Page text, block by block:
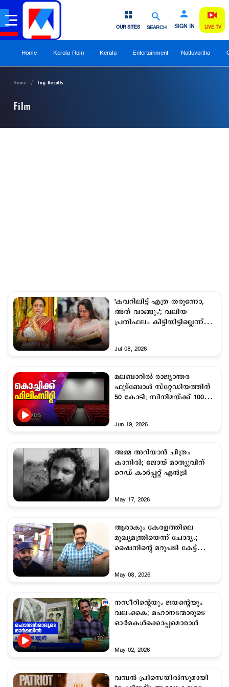
SEARCH SIGN IN
OUR SITES LIVE TV
Home Kerala Rain Kerala Entertainment Nattuvartha
Home Tag Results
Film
'കവറിലിട്ട് എത്ര തരുന്നോ,
അത് വാങ്ങും'; വലിയ
പ്രതിഫലം കിട്ടിയിട്ടില്ലെന്ന്
Jul 08, 2026
മലബാറില്‍ രാജ്യാന്തര
ഫുട്ബോള്‍ സ്റ്റേഡിയത്തിന്
50 കോടി; സിനിമയ്ക്ക് 100
Jun 19, 2026
അമ്മ അറിയാന്‍ ചിത്രം
കാനില്‍; ജോയ് മാത്യുവിന്
റെഡ് കാര്‍പ്പറ്റ് എന്‍ട്രി
May 17, 2026
ആരാകും കേരളത്തിലെ
മുഖ്യമന്ത്രിയെന്ന് ചോദ്യം;
ഷൈനിന്‍റെ മറുപടി കേട്ട്
May 08, 2026
നസീറിന്‍റെയും ജയന്‍റെയും
വലംകൈ; മഹാനടന്മാരുടെ
ഓർമകള്‍ക്കൊപ്പമൊരാള്‍
May 02, 2026
വമ്പൻ പ്രീസെയിൽസുമായി